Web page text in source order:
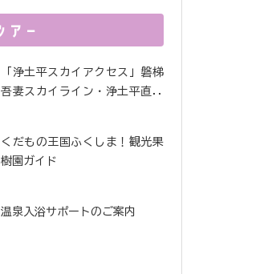
「浄土平スカイアクセス」磐梯
吾妻スカイライン・浄土平直行
くだもの王国ふくしま！観光果
樹園ガイド
温泉入浴サポートのご案内